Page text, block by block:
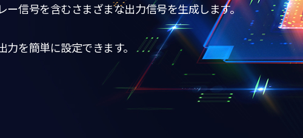
ー信号を含むさまざまな出力信号を生成します。
を簡単に設定できます。